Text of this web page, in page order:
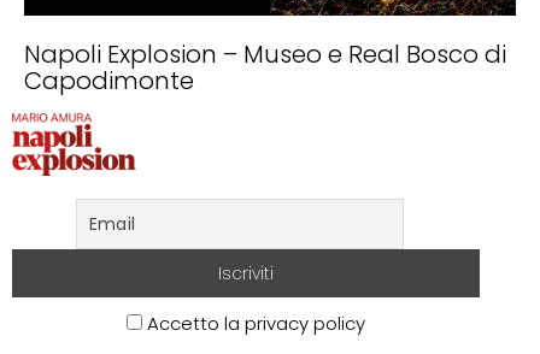
Napoli Explosion – Museo e Real Bosco di
Capodimonte
Accetto la privacy policy